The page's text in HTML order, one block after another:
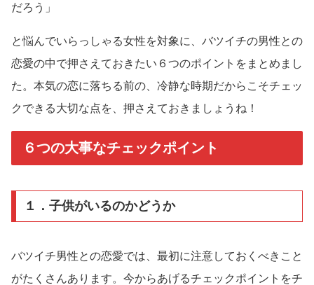
だろう」
と悩んでいらっしゃる女性を対象に、バツイチの男性との
恋愛の中で押さえておきたい６つのポイントをまとめまし
た。本気の恋に落ちる前の、冷静な時期だからこそチェッ
クできる大切な点を、押さえておきましょうね！
６つの大事なチェックポイント
１．子供がいるのかどうか
バツイチ男性との恋愛では、最初に注意しておくべきこと
がたくさんあります。今からあげるチェックポイントをチ